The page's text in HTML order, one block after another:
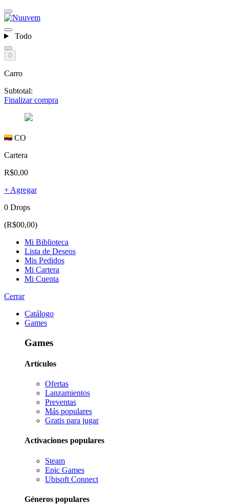
Todo
0
Carro
Subtotal:
Finalizar compra
CO
Cartera
R$0,00
+ Agregar
0 Drops
(R$00,00)
Mi Biblioteca
Lista de Deseos
Mis Pedidos
Mi Cartera
Mi Cuenta
Cerrar
Catálogo
Games
Games
Artículos
Ofertas
Lanzamientos
Preventas
Más populares
Gratis para jugar
Activaciones populares
Steam
Epic Games
Ubisoft Connect
Géneros populares